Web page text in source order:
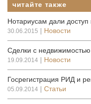
читайте также
Нотариусам дали
30.06.2015 | Новости
Сделки с недвижимостью
19.09.2014 | Новости
Госрегистрация РИД и
05.09.2014 | Статьи